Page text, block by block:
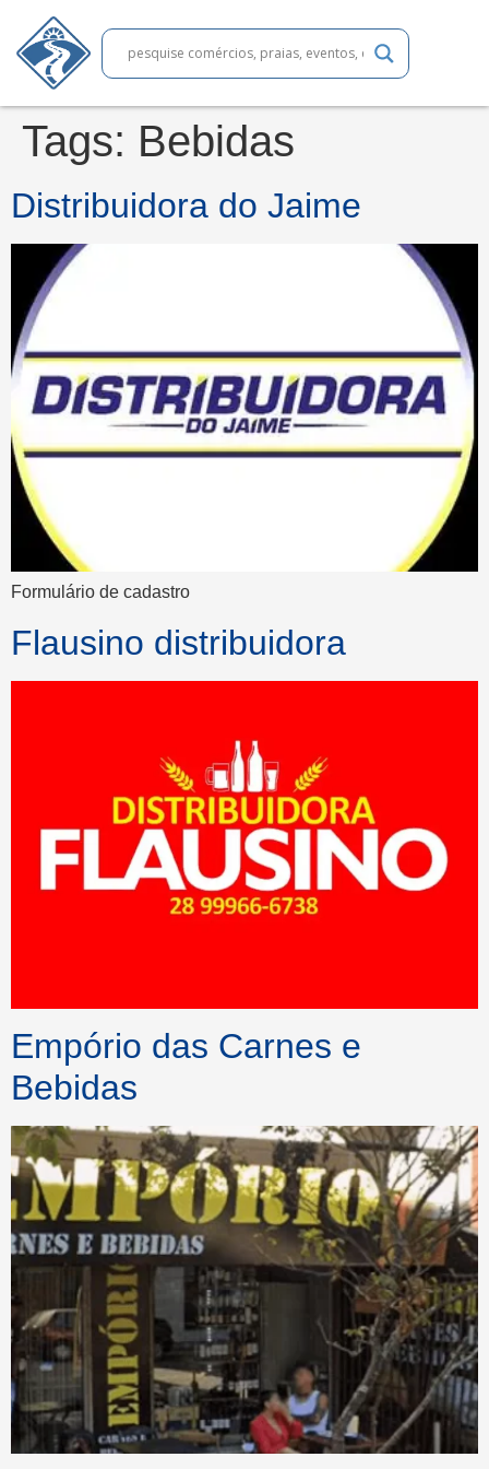
Tags: Bebidas
Distribuidora do Jaime
Formulário de cadastro
Flausino distribuidora
Empório das Carnes e
Bebidas